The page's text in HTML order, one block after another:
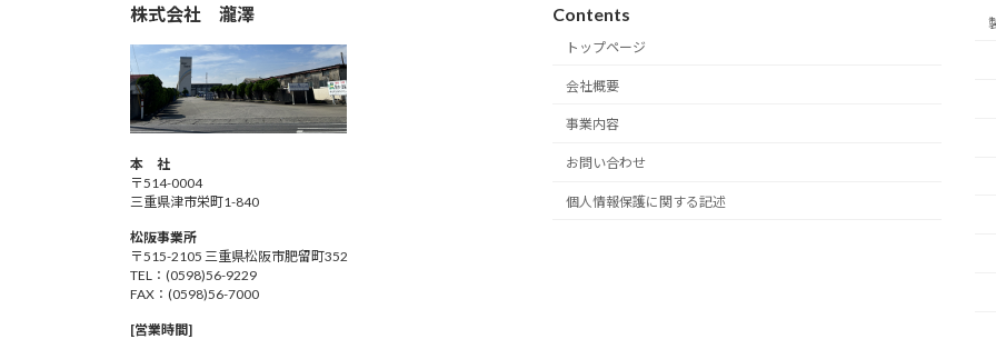
株式会社 瀧澤
本 社
〒514-0004
三重県津市栄町1-840
松阪事業所
〒515-2105 三重県松阪市肥留町352
TEL：(0598)56-9229
FAX：(0598)56-7000
[営業時間]
Contents
トップページ
会社概要
事業内容
お問い合わせ
個人情報保護に関する記述